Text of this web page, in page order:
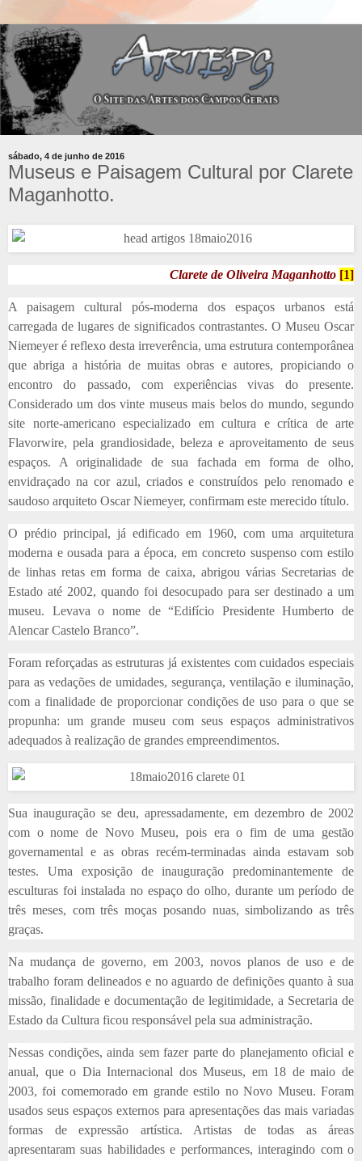
sábado, 4 de junho de 2016
Museus e Paisagem Cultural por Clarete
Maganhotto.
Clarete de Oliveira Maganhotto [1]
A paisagem cultural pós-moderna dos espaços urbanos está
carregada de lugares de significados contrastantes. O Museu Oscar
Niemeyer é reflexo desta irreverência, uma estrutura contemporânea
que abriga a história de muitas obras e autores, propiciando o
encontro do passado, com experiências vivas do presente.
Considerado um dos vinte museus mais belos do mundo, segundo
site norte-americano especializado em cultura e crítica de arte
Flavorwire, pela grandiosidade, beleza e aproveitamento de seus
espaços. A originalidade de sua fachada em forma de olho,
envidraçado na cor azul, criados e construídos pelo renomado e
saudoso arquiteto Oscar Niemeyer, confirmam este merecido título.
O prédio principal, já edificado em 1960, com uma arquitetura
moderna e ousada para a época, em concreto suspenso com estilo
de linhas retas em forma de caixa, abrigou várias Secretarias de
Estado até 2002, quando foi desocupado para ser destinado a um
museu. Levava o nome de “Edifício Presidente Humberto de
Alencar Castelo Branco”.
Foram reforçadas as estruturas já existentes com cuidados especiais
para as vedações de umidades, segurança, ventilação e iluminação,
com a finalidade de proporcionar condições de uso para o que se
propunha: um grande museu com seus espaços administrativos
adequados à realização de grandes empreendimentos.
Sua inauguração se deu, apressadamente, em dezembro de 2002
com o nome de Novo Museu, pois era o fim de uma gestão
governamental e as obras recém-terminadas ainda estavam sob
testes. Uma exposição de inauguração predominantemente de
esculturas foi instalada no espaço do olho, durante um período de
três meses, com três moças posando nuas, simbolizando as três
graças.
Na mudança de governo, em 2003, novos planos de uso e de
trabalho foram delineados e no aguardo de definições quanto à sua
missão, finalidade e documentação de legitimidade, a Secretaria de
Estado da Cultura ficou responsável pela sua administração.
Nessas condições, ainda sem fazer parte do planejamento oficial e
anual, que o Dia Internacional dos Museus, em 18 de maio de
2003, foi comemorado em grande estilo no Novo Museu. Foram
usados seus espaços externos para apresentações das mais variadas
formas de expressão artística. Artistas de todas as áreas
apresentaram suas habilidades e performances, interagindo com o